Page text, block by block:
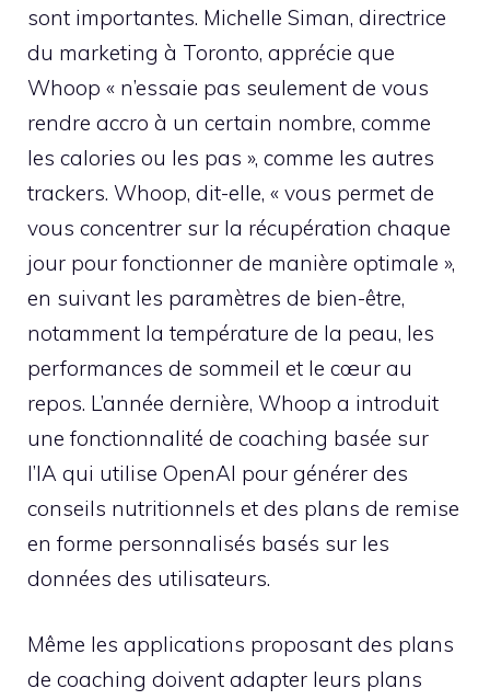
sont importantes. Michelle Siman, directrice
du marketing à Toronto, apprécie que
Whoop « n’essaie pas seulement de vous
rendre accro à un certain nombre, comme
les calories ou les pas », comme les autres
trackers. Whoop, dit-elle, « vous permet de
vous concentrer sur la récupération chaque
jour pour fonctionner de manière optimale »,
en suivant les paramètres de bien-être,
notamment la température de la peau, les
performances de sommeil et le cœur au
repos. L’année dernière, Whoop a introduit
une fonctionnalité de coaching basée sur
l’IA qui utilise OpenAI pour générer des
conseils nutritionnels et des plans de remise
en forme personnalisés basés sur les
données des utilisateurs.
Même les applications proposant des plans
de coaching doivent adapter leurs plans